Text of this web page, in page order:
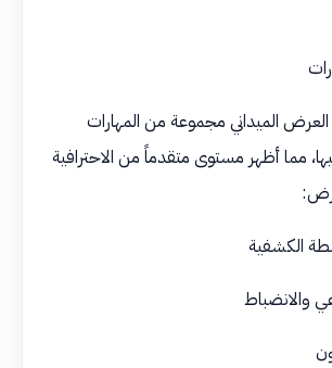
الميداني مجموعة من المهارات
مما أظهر مستوى متقدماً من الاحترافية
الكشفية
والانضباط